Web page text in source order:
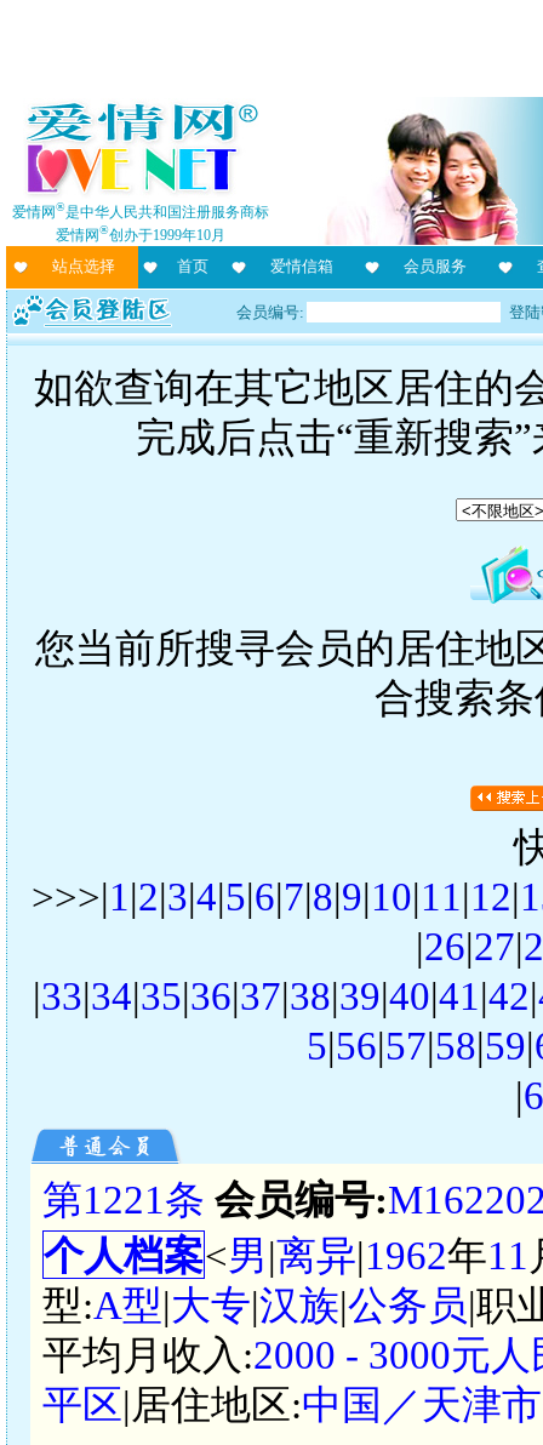
爱情网®是中华人民共和国注册服务商标
爱情网®创办于1999年10月
站点选择 首页 爱情信箱 会员服务
会员编号: 登
如欲查询在其它地区居住的
完成后点击“重新搜索
您当前所搜寻会员的居住地
合搜索
>>>|1|2|3|4|5|6|7|8|9|10|11|12|
|26|27|
|33|34|35|36|37|38|39|40|41|42|
5|56|57|58|59|
|
第1221条 会员编号:
个人档案<男|离异|1962年11
型:A型|大专|汉族|公务员|职
平均月收入:2000 - 3000元
平区|居住地区:中国／天津